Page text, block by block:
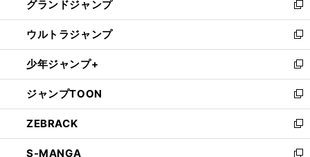
で
開
く
ド
ウ
で
開
く
ィ
ン
ド
ウ
で
開
く
い
ウ
ィ
ン
ド
ウ
で
開
く
グランドジャンプ
新
し
い
ウ
ィ
ン
ド
ウ
で
開
く
ウルトラジャンプ
新
し
い
ウ
ィ
ン
ド
ウ
で
少年ジャンプ+
新
し
い
ウ
ィ
ン
ド
ジャンプTOON
新
し
い
ウ
ZEBRACK
新
し
S-MANGA